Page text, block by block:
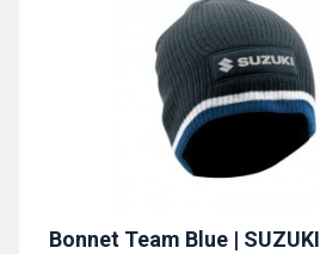
Bonnet Team Blue | SUZUKI